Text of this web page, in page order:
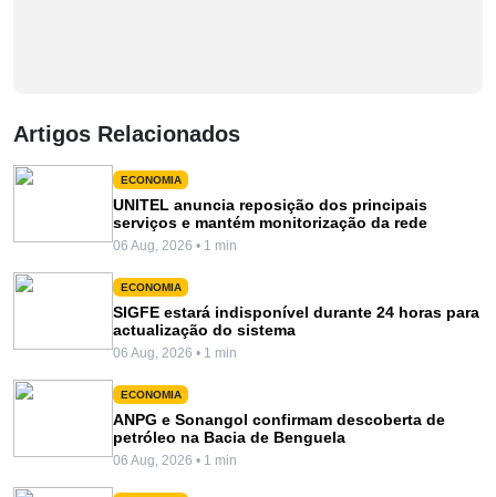
Artigos Relacionados
ECONOMIA
UNITEL anuncia reposição dos principais
serviços e mantém monitorização da rede
06 Aug, 2026 • 1 min
ECONOMIA
SIGFE estará indisponível durante 24 horas para
actualização do sistema
06 Aug, 2026 • 1 min
ECONOMIA
ANPG e Sonangol confirmam descoberta de
petróleo na Bacia de Benguela
06 Aug, 2026 • 1 min